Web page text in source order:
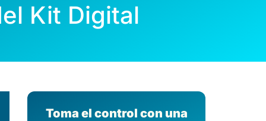
Kit Digital
Toma el control con una